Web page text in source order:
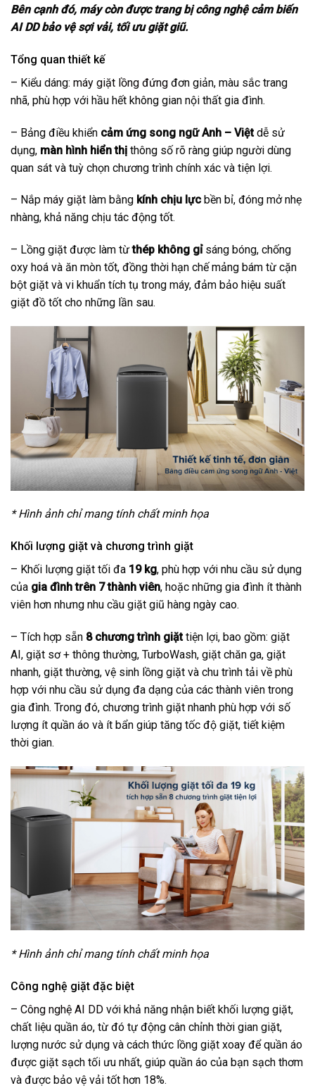
Bên cạnh đó, máy còn được trang bị công nghệ cảm biến
AI DD bảo vệ sợi vải, tối ưu giặt giũ.
Tổng quan thiết kế
– Kiểu dáng: máy giặt lồng đứng đơn giản, màu sắc trang
nhã, phù hợp với hầu hết không gian nội thất gia đình.
– Bảng điều khiển cảm ứng song ngữ Anh – Việtdễ sử
dụng, màn hình hiển thị thông số rõ ràng giúp người dùng
quan sát và tuỳ chọn chương trình chính xác và tiện lợi.
– Nắp máy giặt làm bằng kính chịu lực bền bỉ, đóng mở nhẹ
nhàng, khả năng chịu tác động tốt.
– Lồng giặt được làm từthép không gỉsáng bóng, chống
oxy hoá và ăn mòn tốt, đồng thời hạn chế mảng bám từ cặn
bột giặt và vi khuẩn tích tụ trong máy, đảm bảo hiệu suất
giặt đồ tốt cho những lần sau.
* Hình ảnh chỉ mang tính chất minh họa
Khối lượng giặt và chương trình giặt
– Khối lượng giặt tối đa 19 kg, phù hợp với nhu cầu sử dụng
của gia đình trên 7 thành viên, hoặc những gia đình ít thành
viên hơn nhưng nhu cầu giặt giũ hàng ngày cao.
– Tích hợp sẵn 8 chương trình giặttiện lợi, bao gồm: giặt
AI, giặt sơ + thông thường, TurboWash, giặt chăn ga, giặt
nhanh, giặt thường, vệ sinh lồng giặt và chu trình tải về phù
hợp với nhu cầu sử dụng đa dạng của các thành viên trong
gia đình. Trong đó, chương trình giặt nhanh phù hợp với số
lượng ít quần áo và ít bẩn giúp tăng tốc độ giặt, tiết kiệm
thời gian.
* Hình ảnh chỉ mang tính chất minh họa
Công nghệ giặt đặc biệt
– Công nghệ AI DD với khả năng nhận biết khối lượng giặt,
chất liệu quần áo, từ đó tự động cân chỉnh thời gian giặt,
lượng nước sử dụng và cách thức lồng giặt xoay để quần áo
được giặt sạch tối ưu nhất, giúp quần áo của bạn sạch thơm
và được bảo vệ vải tốt hơn 18%.